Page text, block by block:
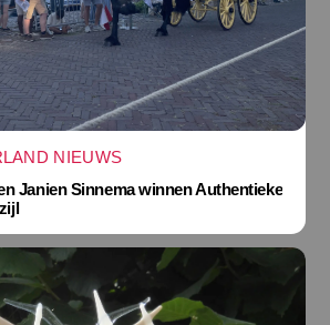
NIEUWS
Janien Sinnema winnen Authentieke